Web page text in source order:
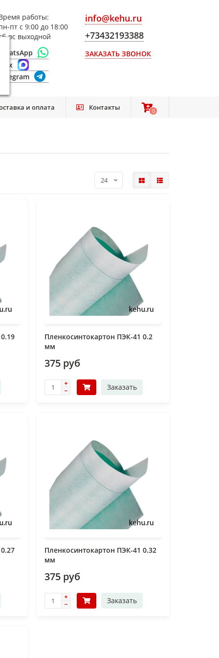
работы:
пт с 9:00 до 18:00
вс выходной
info@kehu.ru
+73432193388
ЗАКАЗАТЬ ЗВОНОК
и оплата Контакты 0
0
Пленкосинтокартон ПЭК-41 0.2
мм
375 руб
Заказать
Пленкосинтокартон ПЭК-41 0.32
мм
375 руб
Заказать